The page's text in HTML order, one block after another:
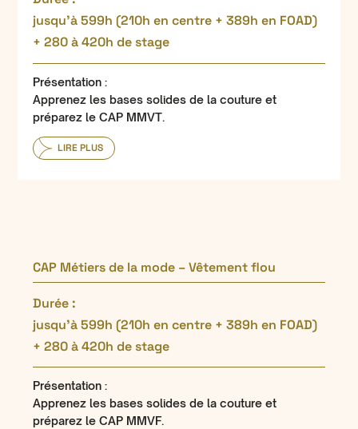
jusqu’à 599h (210h en centre + 389h en FOAD)
+ 280 à 420h de stage
Présentation :
Apprenez les bases solides de la couture et
préparez le CAP MMVT.
LIRE PLUS
CAP Métiers de la mode – Vêtement flou
Durée :
jusqu’à 599h (210h en centre + 389h en FOAD)
+ 280 à 420h de stage
Présentation :
Apprenez les bases solides de la couture et
préparez le CAP MMVF.